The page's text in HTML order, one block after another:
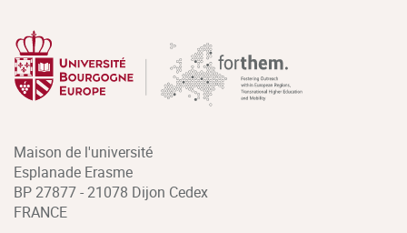
Maison de l'université
Esplanade Erasme
BP 27877 - 21078 Dijon Cedex
FRANCE